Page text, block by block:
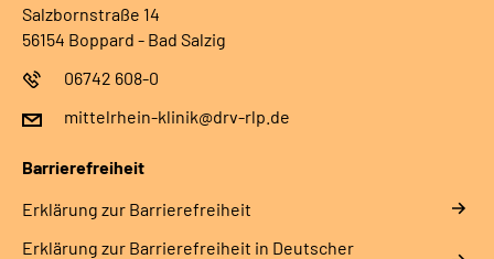
Salzbornstraße 14
56154 Boppard - Bad Salzig
06742 608-0
mittelrhein-klinik@drv-rlp.de
Barrierefreiheit
Erklärung zur Barrierefreiheit
Erklärung zur Barrierefreiheit in Deutscher